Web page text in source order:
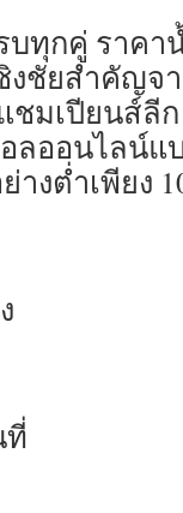
บทุกคู่ ราคา
ชัยสำคัญจ
ชมเปียนส์ลี
ลออนไลน์
งต่ำเพียง
ที่